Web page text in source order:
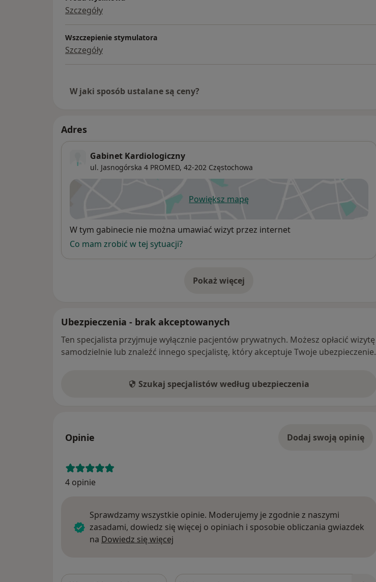
Szczegóły
Wszczepienie stymulatora
Szczegóły
W jaki sposób ustalane są ceny?
Adres
Gabinet Kardiologiczny
ul. Jasnogórska 4 PROMED, 42-202 Częstochowa
Powiększ mapęotwiera się w nowej karcie
Dostępność
W tym gabinecie nie można umawiać wizyt przez internet
Co mam zrobić w tej sytuacji?
Pokaż więcej
o adresie
Ubezpieczenia - brak akceptowanych
Ten specjalista przyjmuje wyłącznie pacjentów prywatnych. Możesz opłacić wizytę
samodzielnie lub znaleźć innego specjalistę, który akceptuje Twoje ubezpieczenie.
Szukaj specjalistów według ubezpieczenia
Opinie Dodaj swoją opinię
4 opinie
Sprawdzamy wszystkie opinie. Moderujemy je zgodnie z naszymi
zasadami, dowiedz się więcej o opiniach i sposobie obliczania gwiazdek
na Dowiedz się więcej
Szukaj w opiniach